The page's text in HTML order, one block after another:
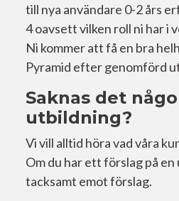
till nya användare 0-2 års
4 oavsett vilken roll ni har i
Ni kommer att få en bra
Pyramid efter genomförd
Saknas det
utbildning?
Vi vill alltid höra vad våra
Om du har ett förslag på
tacksamt emot förslag.